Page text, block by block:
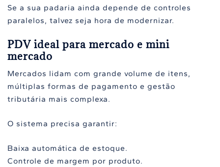
Se a sua padaria ainda depende de controles
paralelos, talvez seja hora de modernizar.
PDV ideal para mercado e mini
mercado
Mercados lidam com grande volume de itens,
múltiplas formas de pagamento e gestão
tributária mais complexa.
O sistema precisa garantir:
Baixa automática de estoque.
Controle de margem por produto.